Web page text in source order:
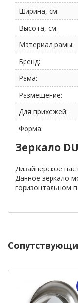
Ширина, см:
Высота, см:
Материал рамы:
Бренд:
Рама:
Размещение:
Для прихожей:
Форма:
Зеркало
Дизайнерское
Данное зеркало
горизонтальном